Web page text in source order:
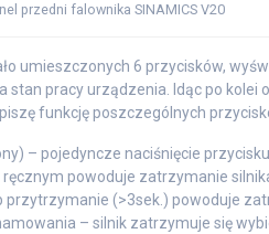
przedni falownika SINAMICS V20
umieszczonych 6 przycisków,
stan pracy urządzenia. Idąc po kolei
funkcję poszczególnych
– pojedyncze naciśnięcie
powoduje zatrzymanie
przytrzymanie (>3sek.) powoduje
– silnik zatrzymuje się